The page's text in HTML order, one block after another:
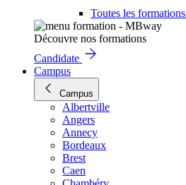
Toutes les formations
Découvre nos formations
Candidate
Campus
Campus
Albertville
Angers
Annecy
Bordeaux
Brest
Caen